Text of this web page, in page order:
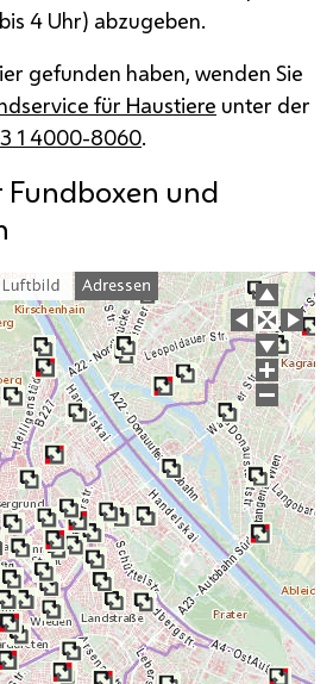
4 Uhr) abzugeben.
gefunden haben, wenden Sie
für Haustiere unter der
1 4000-8060.
und